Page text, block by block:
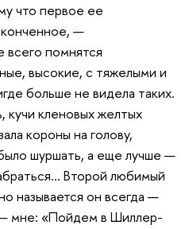
что первое ее
—
всего помнятся
высокие, с тяжелыми и
больше не видела таких.
кучи кленовых желтых
короны на голову,
шуршать, а еще лучше —
Второй любимый
называется он всегда —
мне: «Пойдем в Шиллер-